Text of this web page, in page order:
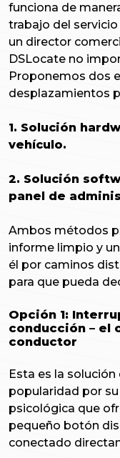
funciona de
trabajo del
un director
DSLocate no
Proponemos dos
desplazamientos
1. Solución
vehículo.
2. Solución
panel de
Ambos métodos
informe limpio y
él por caminos
para que pueda
Opción 1:
conducción – el
conductor
Esta es la
popularidad por
psicológica que
pequeño botón
conectado